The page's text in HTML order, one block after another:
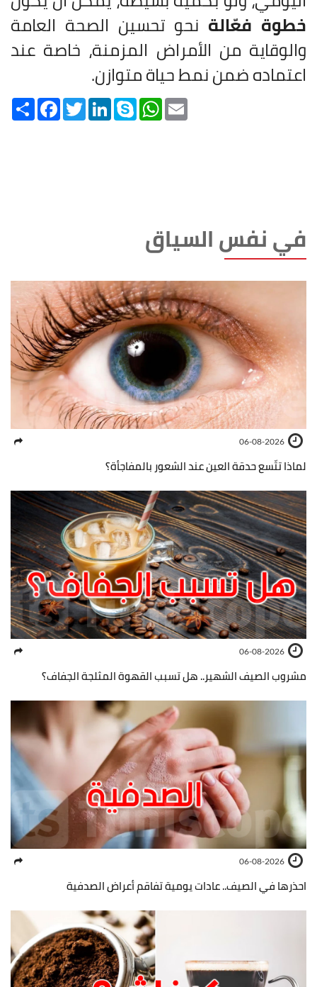
خطوة فعّالة نحو تحسين الصحة العامة
والوقاية من الأمراض المزمنة، خاصة عند
اعتماده ضمن نمط حياة متوازن.
Share FacebookTwitterLinkedInSkype WhatsApp
في نفس السياق
06-08-2026
لماذا تتّسع حدقة العين عند الشعور بالمفاجأة؟
06-08-2026
مشروب الصيف الشهير.. هل تسبب القهوة المثلجة الجفاف؟
06-08-2026
احذرها في الصيف.. عادات يومية تفاقم أعراض الصدفية